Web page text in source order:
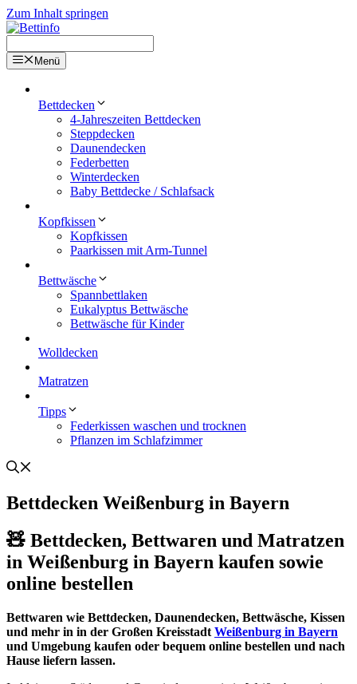
Zum Inhalt springen
Menü
Bettdecken
4-Jahreszeiten Bettdecken
Steppdecken
Daunendecken
Federbetten
Winterdecken
Baby Bettdecke / Schlafsack
Kopfkissen
Kopfkissen
Paarkissen mit Arm-Tunnel
Bettwäsche
Spannbettlaken
Eukalyptus Bettwäsche
Bettwäsche für Kinder
Wolldecken
Matratzen
Tipps
Federkissen waschen und trocknen
Pflanzen im Schlafzimmer
Bettdecken Weißenburg in Bayern
🧸 Bettdecken, Bettwaren und Matratzen
in Weißenburg in Bayern kaufen sowie
online bestellen
Bettwaren wie Bettdecken, Daunendecken, Bettwäsche, Kissen
und mehr in in der Großen Kreisstadt Weißenburg in Bayern
und Umgebung kaufen oder bequem online bestellen und nach
Hause liefern lassen.